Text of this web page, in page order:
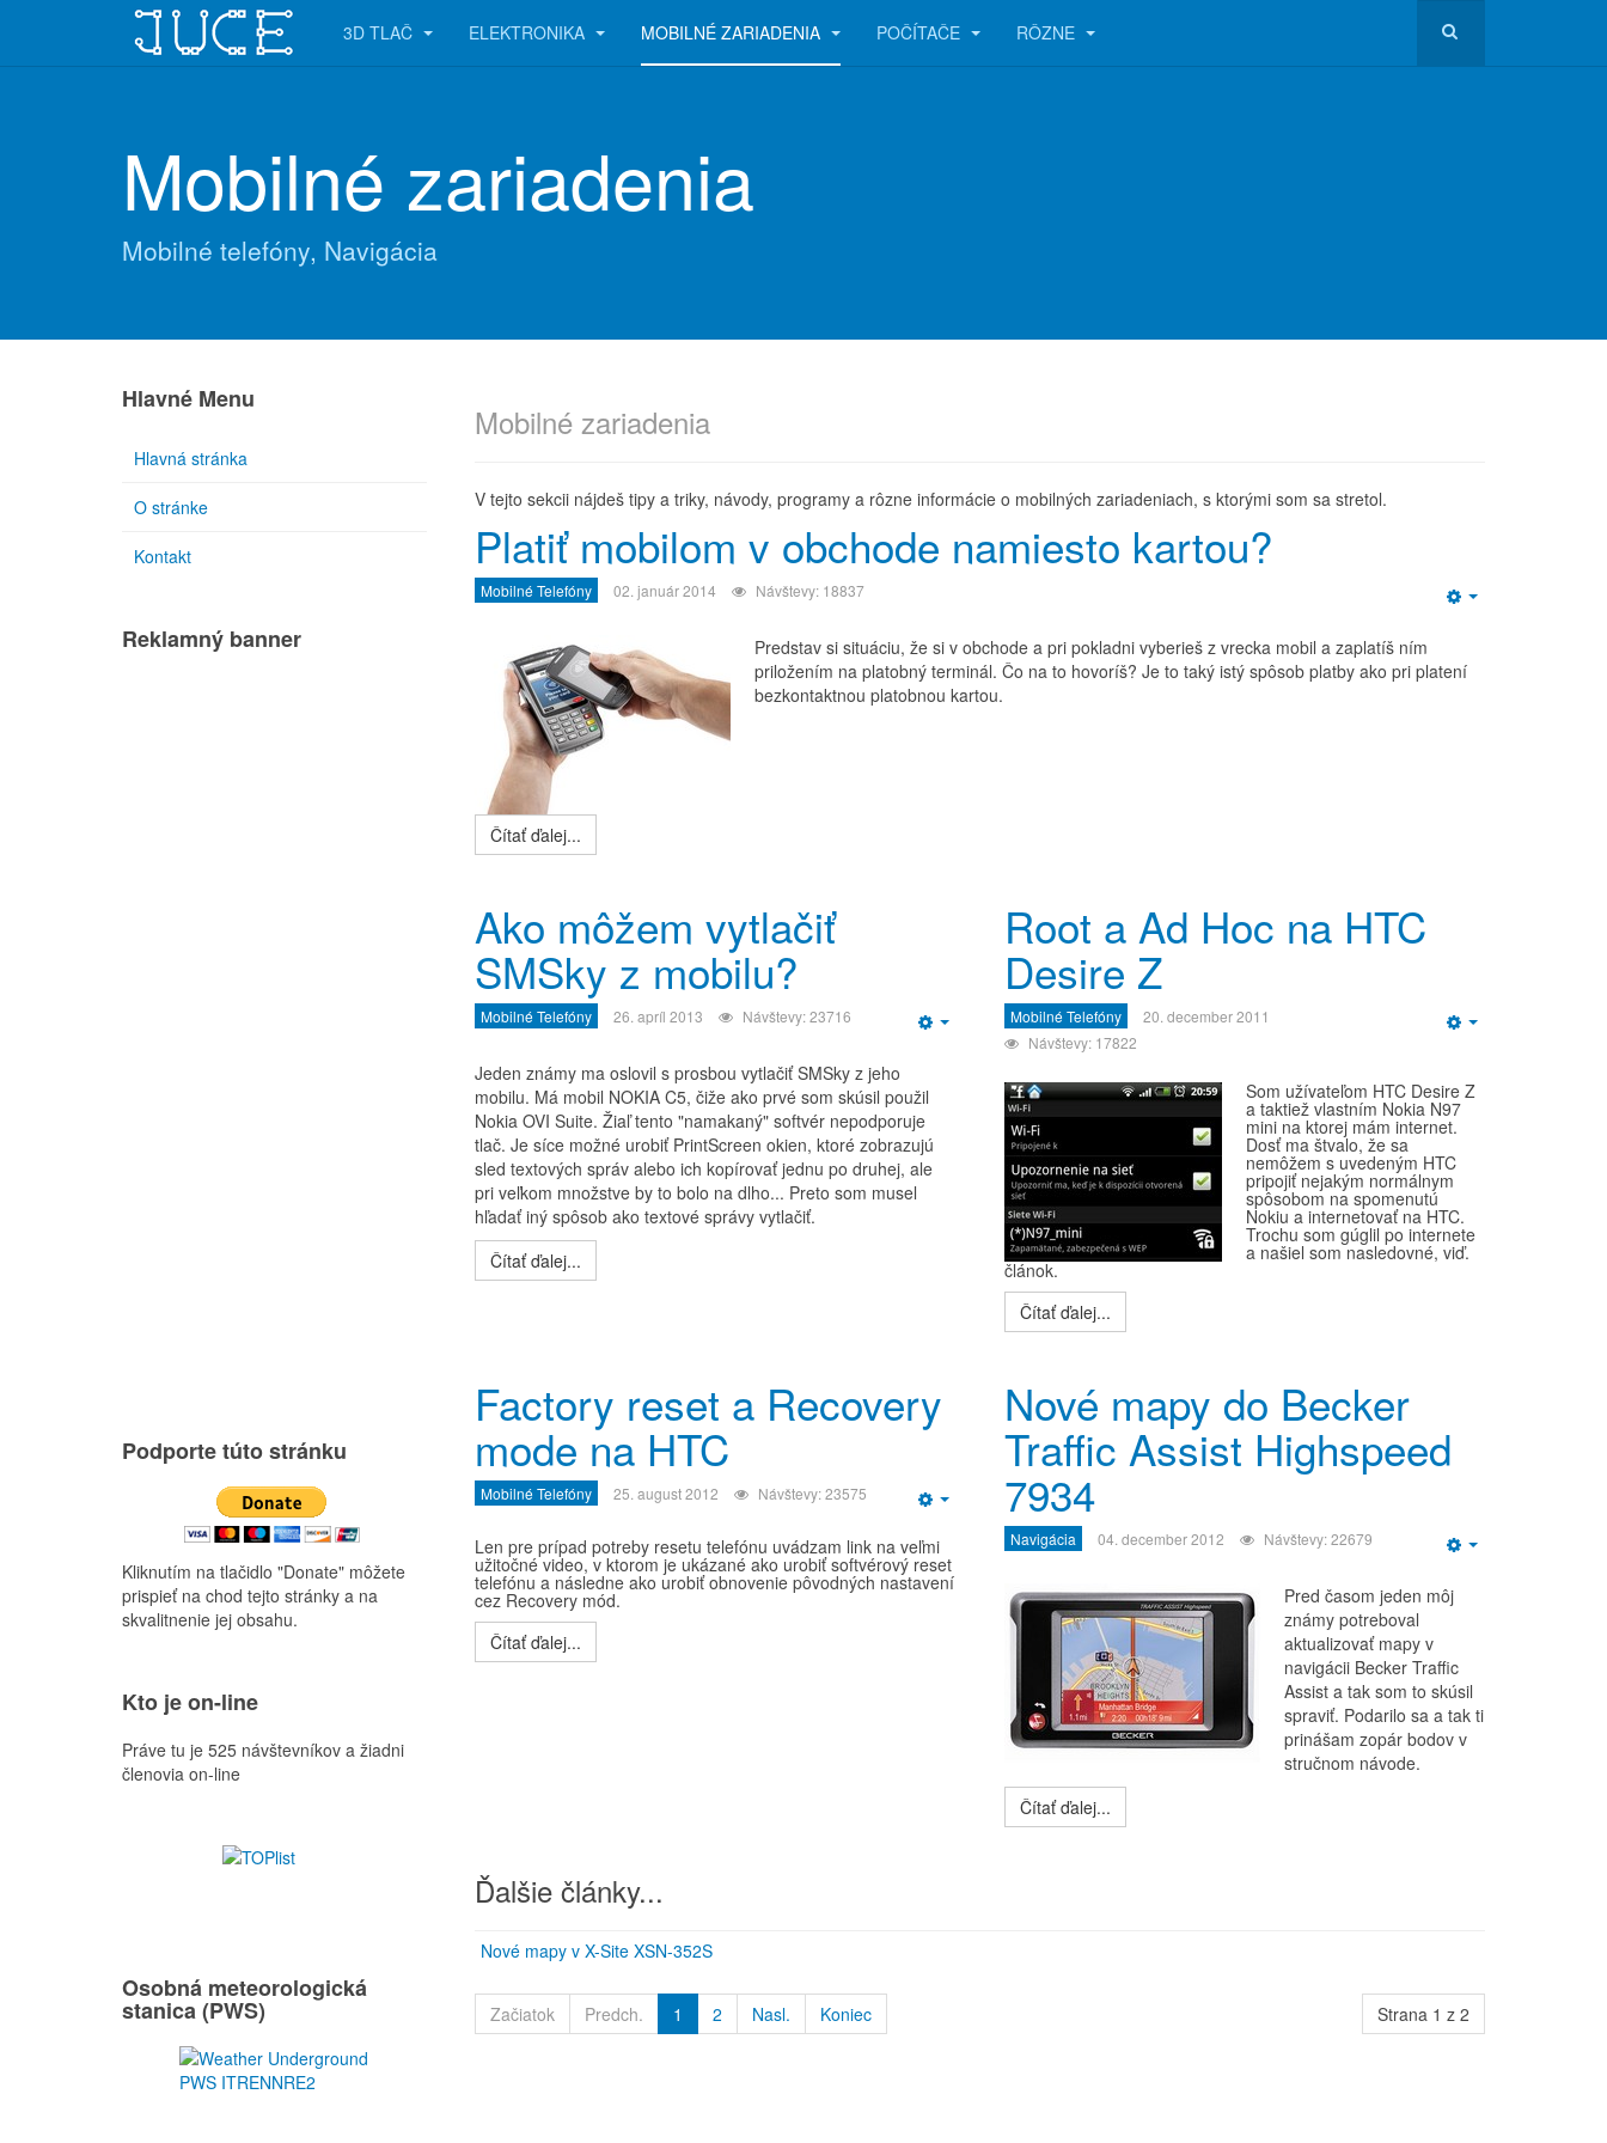
3D TLAČ ELEKTRONIKA MOBILNÉ ZARIADENIA POČÍTAČE RÔZNE
Mobilné zariadenia
Mobilné telefóny, Navigácia
Mobilné zariadenia
V tejto sekcii nájdeš tipy a triky, návody, programy a rôzne informácie o mobilných zariadeniach, s ktorými som sa stretol.
Platiť mobilom v obchode namiesto kartou?
Mobilné Telefóny 02. január 2014 Návštevy: 18837
Predstav si situáciu, že si v obchode a pri pokladni vyberieš z vrecka mobil a zaplatíš ním
priložením na platobný terminál. Čo na to hovoríš? Je to taký istý spôsob platby ako pri platení
bezkontaktnou platobnou kartou.
Čítať ďalej...
Ako môžem vytlačiť
SMSky z mobilu?
Mobilné Telefóny 26. apríl 2013 Návštevy: 23716
Jeden známy ma oslovil s prosbou vytlačiť SMSky z jeho
mobilu. Má mobil NOKIA C5, čiže ako prvé som skúsil použil
Nokia OVI Suite. Žiaľ tento "namakaný" softvér nepodporuje
tlač. Je síce možné urobiť PrintScreen okien, ktoré zobrazujú
sled textových správ alebo ich kopírovať jednu po druhej, ale
pri veľkom množstve by to bolo na dlho... Preto som musel
hľadať iný spôsob ako textové správy vytlačiť.
Čítať ďalej...
Root a Ad Hoc na HTC
Desire Z
Mobilné Telefóny
20. december 2011
Návštevy: 17822
Som užívateľom HTC Desire Z
a taktiež vlastním Nokia N97
mini na ktorej mám internet.
Dosť ma štvalo, že sa
nemôžem s uvedeným HTC
pripojiť nejakým normálnym
spôsobom na spomenutú
Nokiu a internetovať na HTC.
Trochu som gúglil po internete
a našiel som nasledovné, viď.
článok.
Čítať ďalej...
Factory reset a Recovery
mode na HTC
Mobilné Telefóny 25. august 2012 Návštevy: 23575
Len pre prípad potreby resetu telefónu uvádzam link na veľmi
užitočné video, v ktorom je ukázané ako urobiť softvérový reset
telefónu a následne ako urobiť obnovenie pôvodných nastavení
cez Recovery mód.
Čítať ďalej...
Nové mapy do Becker
Traffic Assist Highspeed
7934
Navigácia 04. december 2012 Návštevy: 22679
Pred časom jeden môj
známy potreboval
aktualizovať mapy v
navigácii Becker Traffic
Assist a tak som to skúsil
spraviť. Podarilo sa a tak ti
prinášam zopár bodov v
stručnom návode.
Čítať ďalej...
Ďalšie články...
Nové mapy v X-Site XSN-352S
Strana 1 z 2
Začiatok Predch. 1 2 Nasl. Koniec
Hlavné Menu
Hlavná stránka
O stránke
Kontakt
Reklamný banner
Podporte túto stránku
Kliknutím na tlačidlo "Donate" môžete
prispieť na chod tejto stránky a na
skvalitnenie jej obsahu.
Kto je on-line
Práve tu je 525 návštevníkov a žiadni
členovia on-line
Osobná meteorologická
stanica (PWS)